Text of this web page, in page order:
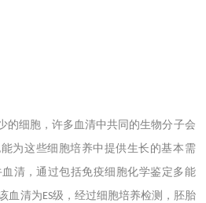
的细胞，许多血清中共同的生物分子会
为这些细胞培养中提供生长的基本需
清，通过包括免疫细胞化学鉴定多能
血清为 ES级，经过细胞培养检测，胚胎